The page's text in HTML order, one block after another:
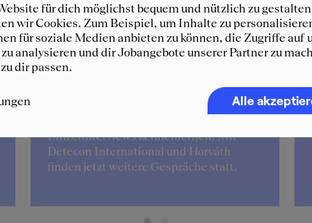
Stella
Beim Event "Consulting for Women"
Einzelinterviews kennenlernen. Mit
Detecon International und Horváth
finden jetzt weitere Gespräche statt.
für dich möglichst bequem und nützlich zu
wir Cookies. Zum Beispiel, um Inhalte zu
für soziale Medien anbieten zu können, die Zugriffe auf
analysieren und dir Jobangebote unserer Partner zu
dir passen.
Alle